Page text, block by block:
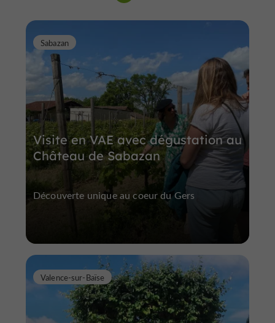
Visite en VAE avec dégustation au
Château de Sabazan
Sabazan
Découverte unique au coeur du Gers
Valence-sur-Baïse